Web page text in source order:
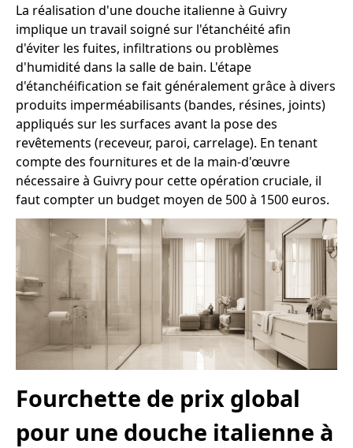
La réalisation d'une douche italienne à Guivry
implique un travail soigné sur l'étanchéité afin
d'éviter les fuites, infiltrations ou problèmes
d'humidité dans la salle de bain. L'étape
d'étanchéification se fait généralement grâce à divers
produits imperméabilisants (bandes, résines, joints)
appliqués sur les surfaces avant la pose des
revêtements (receveur, paroi, carrelage). En tenant
compte des fournitures et de la main-d'œuvre
nécessaire à Guivry pour cette opération cruciale, il
faut compter un budget moyen de 500 à 1500 euros.
Fourchette de prix global
pour une douche italienne à